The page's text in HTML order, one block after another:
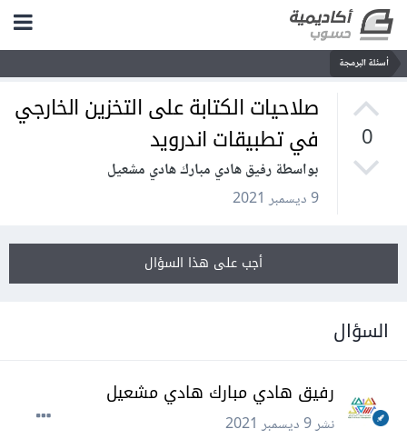
أسئلة البرمجة
0
صلاحيات الكتابة على التخزين الخارجي
في تطبيقات اندرويد
بواسطة رفيق هادي مبارك هادي مشعيل
9 ديسمبر 2021
أجب على هذا السؤال
السؤال
رفيق هادي مبارك هادي مشعيل
نشر9 ديسمبر 2021